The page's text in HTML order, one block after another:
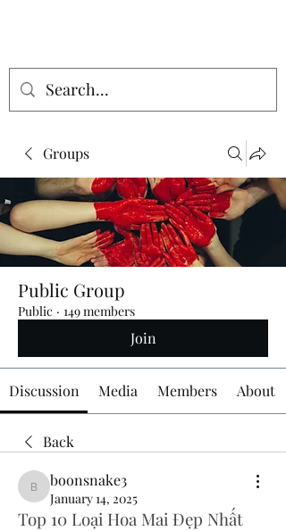
Groups
Public Group
Public · 149 members
Join
Discussion Media Members About
Back
boonsnake3
boonsnake3
January 14, 2025
Top 10 Loại Hoa Mai Đẹp Nhất